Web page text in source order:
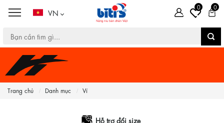
VN
0 0
Trang chủ Danh mục Ví
Hỗ trợ đổi size